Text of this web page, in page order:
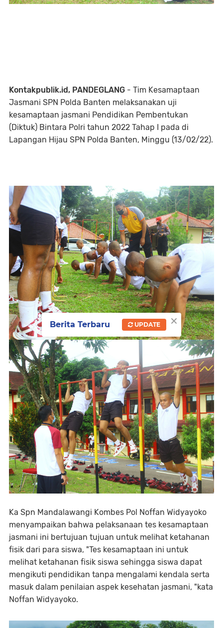
Kontakpublik.id, PANDEGLANG - Tim Kesamaptaan
Jasmani SPN Polda Banten melaksanakan uji
kesamaptaan jasmani Pendidikan Pembentukan
(Diktuk) Bintara Polri tahun 2022 Tahap I pada di
Lapangan Hijau SPN Polda Banten, Minggu (13/02/22).
Ka Spn Mandalawangi Kombes Pol Noffan Widyayoko
menyampaikan bahwa pelaksanaan tes kesamaptaan
jasmani ini bertujuan tujuan untuk melihat ketahanan
fisik dari para siswa, "Tes kesamaptaan ini untuk
melihat ketahanan fisik siswa sehingga siswa dapat
mengikuti pendidikan tanpa mengalami kendala serta
masuk dalam penilaian aspek kesehatan jasmani, "kata
Noffan Widyayoko.
×
Berita Terbaru UPDATE